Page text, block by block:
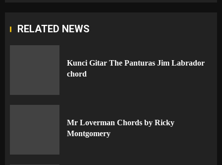
RELATED NEWS
Kunci Gitar The Panturas Jim Labrador
chord
Mr Loverman Chords by Ricky
Montgomery